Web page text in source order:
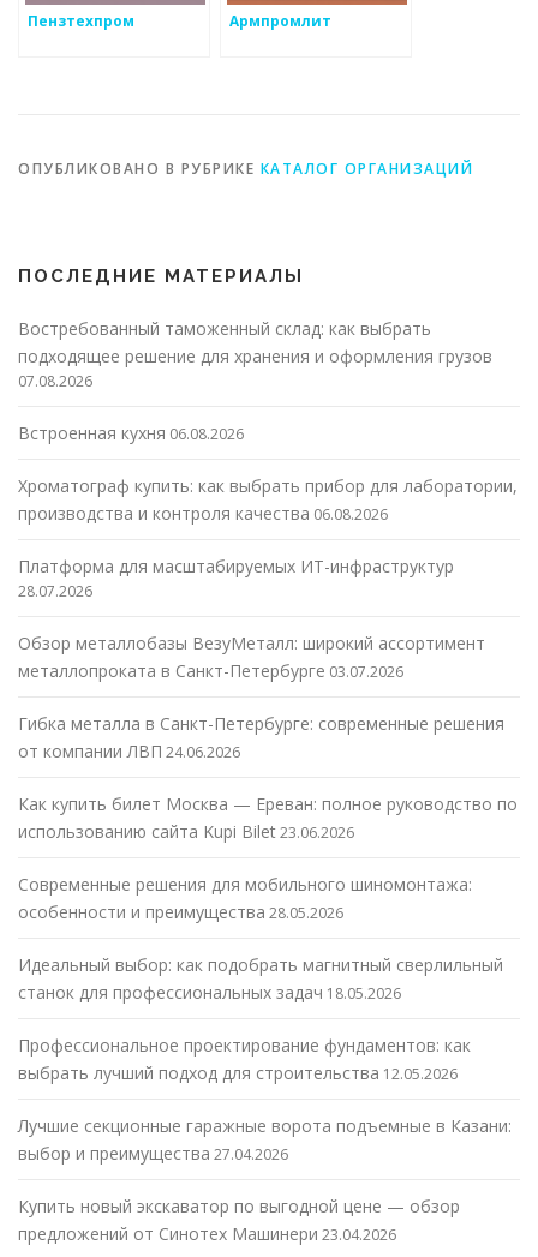
Пензтехпром Армпромлит
ОПУБЛИКОВАНО В РУБРИКЕ КАТАЛОГ ОРГАНИЗАЦИЙ
ПОСЛЕДНИЕ МАТЕРИАЛЫ
Востребованный таможенный склад: как выбрать
подходящее решение для хранения и оформления грузов
07.08.2026
Встроенная кухня 06.08.2026
Хроматограф купить: как выбрать прибор для лаборатории,
производства и контроля качества 06.08.2026
Платформа для масштабируемых ИТ-инфраструктур
28.07.2026
Обзор металлобазы ВезуМеталл: широкий ассортимент
металлопроката в Санкт-Петербурге 03.07.2026
Гибка металла в Санкт-Петербурге: современные решения
от компании ЛВП 24.06.2026
Как купить билет Москва — Ереван: полное руководство по
использованию сайта Kupi Bilet23.06.2026
Современные решения для мобильного шиномонтажа:
особенности и преимущества 28.05.2026
Идеальный выбор: как подобрать магнитный сверлильный
станок для профессиональных задач 18.05.2026
Профессиональное проектирование фундаментов: как
выбрать лучший подход для строительства 12.05.2026
Лучшие секционные гаражные ворота подъемные в Казани:
выбор и преимущества 27.04.2026
Купить новый экскаватор по выгодной цене — обзор
предложений от Синотех Машинери 23.04.2026